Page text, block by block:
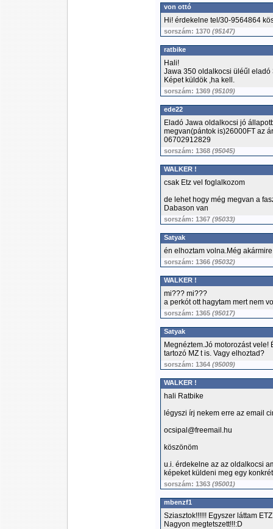
von ottó
Hi! érdekelne tel/30-9564864
sorszám: 1370 (95147)
ratbike
Hali!
Jawa 350 oldalkocsi üléűl eladó
Képet küldök ,ha kell.
sorszám: 1369 (95109)
ede22
Eladó Jawa oldalkocsi jó
megvan(pántok is)26000FT az
06702912829
sorszám: 1368 (95045)
WALKER !
csak Etz vel foglalkozom
de lehet hogy még megvan a
Dabason van
sorszám: 1367 (95033)
Satyak
én elhoztam volna.Még
sorszám: 1366 (95032)
WALKER !
mi??? mi???
a perkót ott hagytam mert nem
sorszám: 1365 (95017)
Satyak
Megnéztem.Jó motorozást
tartozó MZ t is. Vagy elhoztad?
sorszám: 1364 (95009)
WALKER !
hali Ratbike
légyszi írj nekem erre az email
ocsipal@freemail.hu
köszönöm
u.i. érdekelne az az oldalkocsi
képeket küldeni meg egy
sorszám: 1363 (95001)
mbenzf1
Sziasztok!!!!!! Egyszer láttam
Nagyon megtetszett!!!:D